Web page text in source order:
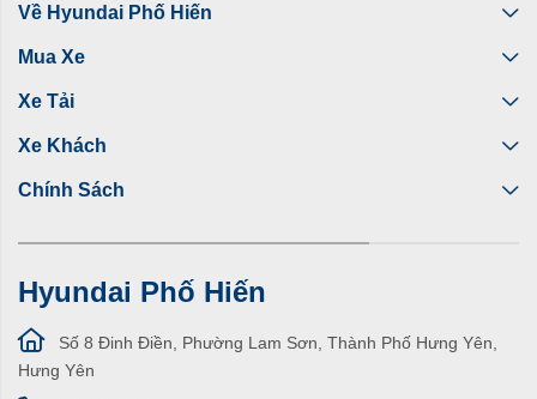
Về Hyundai Phố Hiến
Mua Xe
Xe Tải
Xe Khách
Chính Sách
Hyundai Phố Hiến
Số 8 Đinh Điền, Phường Lam Sơn, Thành Phố Hưng Yên,
Hưng Yên